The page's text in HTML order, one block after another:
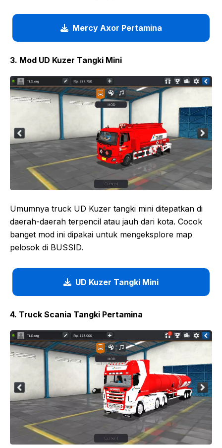
Mercy Axor Pertamina
3. Mod UD Kuzer Tangki Mini
Umumnya truck UD Kuzer tangki mini ditepatkan di
daerah-daerah terpencil atau jauh dari kota. Cocok
banget mod ini dipakai untuk mengeksplore map
pelosok di BUSSID.
UD Kuzer Tangki Mini
4. Truck Scania Tangki Pertamina